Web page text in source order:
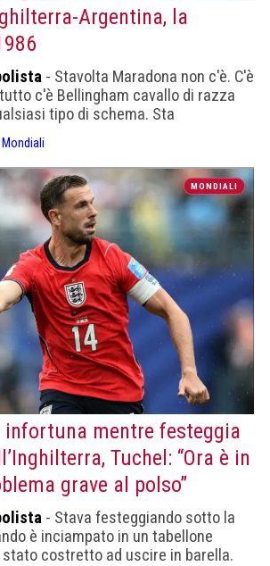
Argentina, la
- Stavolta Maradona non c'è. C'è
c'è Bellingham cavallo di razza
tipo di schema. Sta
Mondiali
MONDIALI
infortuna mentre festeggia
Tuchel: “Ora è in
grave al polso”
- Stava festeggiando sotto la
è inciampato in un tabellone
costretto ad uscire in barella.